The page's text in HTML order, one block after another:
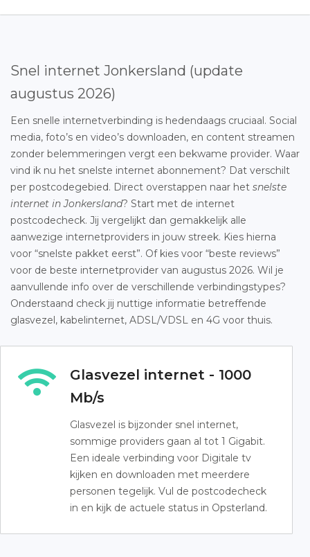
Snel internet Jonkersland (update
augustus 2026)
Een snelle internetverbinding is hedendaags cruciaal. Social
media, foto’s en video’s downloaden, en content streamen
zonder belemmeringen vergt een bekwame provider. Waar
vind ik nu het snelste internet abonnement? Dat verschilt
per postcodegebied. Direct overstappen naar het snelste
internet in Jonkersland? Start met de internet
postcodecheck. Jij vergelijkt dan gemakkelijk alle
aanwezige internetproviders in jouw streek. Kies hierna
voor “snelste pakket eerst”. Of kies voor “beste reviews”
voor de beste internetprovider van augustus 2026. Wil je
aanvullende info over de verschillende verbindingstypes?
Onderstaand check jij nuttige informatie betreffende
glasvezel, kabelinternet, ADSL/VDSL en 4G voor thuis.
Glasvezel internet - 1000
Mb/s
Glasvezel is bijzonder snel internet,
sommige providers gaan al tot 1 Gigabit.
Een ideale verbinding voor Digitale tv
kijken en downloaden met meerdere
personen tegelijk. Vul de postcodecheck
in en kijk de actuele status in Opsterland.